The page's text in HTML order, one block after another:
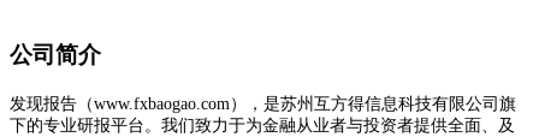
公司简介
发现报告（www.fxbaogao.com），是苏州互方得信息科技有限公司旗
下的专业研报平台。我们致力于为金融从业者与投资者提供全面、及